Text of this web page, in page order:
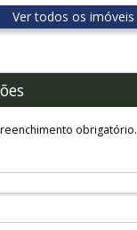
Ver todos os imóveis
obrigatório.